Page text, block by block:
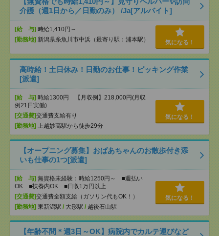
介護（週1日から／日勤のみ） /Ja[アルバイト]
[給 与] 時給1,410円～
[勤務地] 新潟県糸魚川市中浜（最寄り駅：浦本駅） 気になる！
高時給！土日休み！日勤のお仕事！ピッキング作業
[派遣]
[給 与] 時給1300円 【月収例】218,000円(月収
例21日実働)
[交通費]交通費支給有り
[勤務地] 上越妙高駅から徒歩29分
気になる！
【オープニング募集】おばあちゃんのお散歩付き添
いも仕事の1つ[派遣]
[給 与] 無資格未経験：時給1250円～ ■週払い
OK ■扶養内OK ■日収1万円以上
[交通費]交通費全額支給（ガソリン代もOK！）
[勤務地] 東新潟駅 / 大形駅 / 越後石山駅
気になる！
【年齢不問＊週3日～OK】病院内でカルテ運びなど